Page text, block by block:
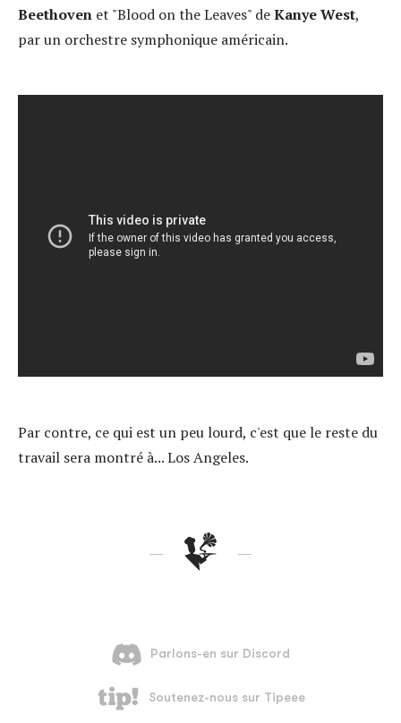
Beethoven et "Blood on the Leaves" deKanye West,
par un orchestre symphonique américain.
Par contre, ce qui est un peu lourd, c'est que le reste du
travail sera montré à... Los Angeles.